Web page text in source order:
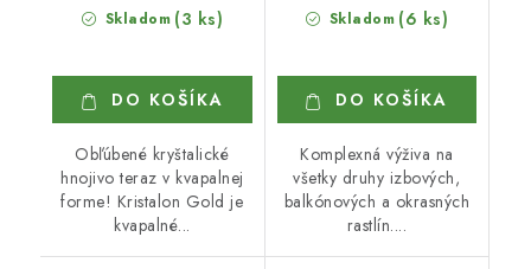
Skladom (3 ks)
DO KOŠÍKA
Obľúbené kryštalické
hnojivo teraz v kvapalnej
forme! Kristalon Gold je
kvapalné...
Skladom (6 ks)
DO KOŠÍKA
Komplexná výživa na
všetky druhy izbových,
balkónových a okrasných
rastlín....